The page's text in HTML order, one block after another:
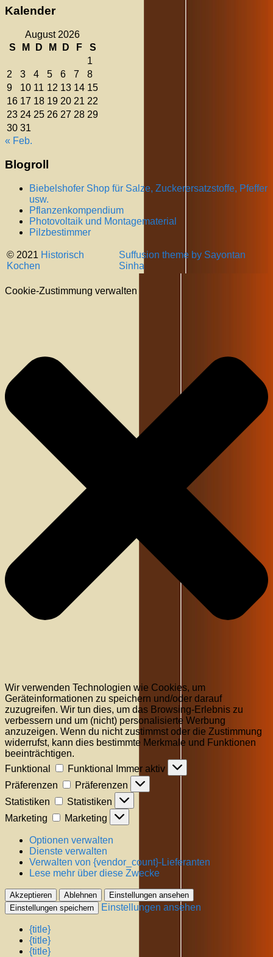
Kalender
August 2026
S
M D M D F
S
1
2
3 4 5 6 7
8
9
10 11 12 13 14 15
16 17 18 19 20 21 22
23 24 25 26 27 28 29
30 31
« Feb.
Blogroll
Biebelshofer Shop für Salze, Zuckerersatzstoffe, Pfeffer
usw.
Pflanzenkompendium
Photovoltaik und Montagematerial
Pilzbestimmer
© 2021 Historisch
Kochen
Suffusion theme by Sayontan
Sinha
Cookie-Zustimmung verwalten
Wir verwenden Technologien wie Cookies, um
Geräteinformationen zu speichern und/oder darauf
zuzugreifen. Wir tun dies, um das Browsing-Erlebnis zu
verbessern und um (nicht) personalisierte Werbung
anzuzeigen. Wenn du nicht zustimmst oder die Zustimmung
widerrufst, kann dies bestimmte Merkmale und Funktionen
beeinträchtigen.
Funktional
Funktional
Immer aktiv
Präferenzen
Präferenzen
Statistiken
Statistiken
Marketing
Marketing
Optionen verwalten
Dienste verwalten
Verwalten von {vendor_count}-Lieferanten
Lese mehr über diese Zwecke
Akzeptieren Ablehnen
Einstellungen ansehen
Einstellungen speichern
Einstellungen ansehen
{title}
{title}
{title}